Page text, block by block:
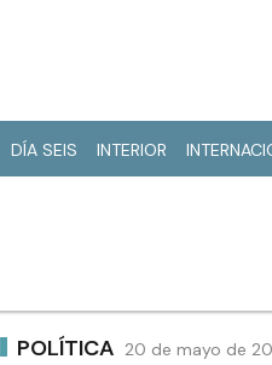
DÍA SEIS INTERIOR
POLÍTICA 20 de mayo de